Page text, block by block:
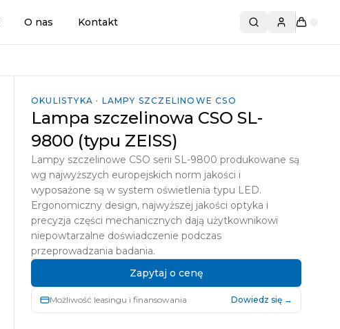
O nas Kontakt
Szukaj
OKULISTYKA · LAMPY SZCZELINOWE CSO
Lampa szczelinowa CSO SL-
9800 (typu ZEISS)
Lampy szczelinowe CSO serii SL-9800 produkowane są
wg najwyższych europejskich norm jakości i
wyposażone są w system oświetlenia typu LED.
Ergonomiczny design, najwyższej jakości optyka i
precyzja części mechanicznych dają użytkownikowi
niepowtarzalne doświadczenie podczas
przeprowadzania badania.
Zapytaj o cenę
Możliwość leasingu i finansowania Dowiedz się →